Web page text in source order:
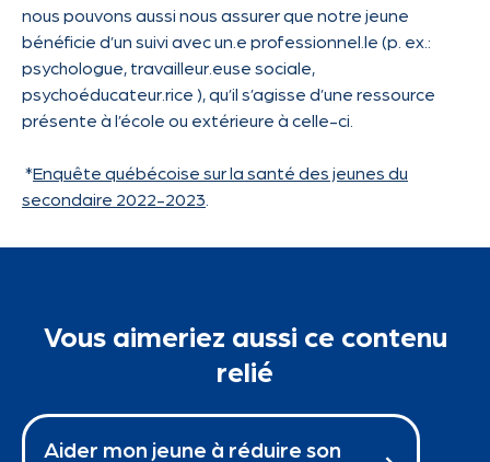
nous pouvons aussi nous assurer que notre jeune
bénéficie d’un suivi avec un.e professionnel.le (p. ex.:
psychologue, travailleur.euse sociale,
psychoéducateur.rice ), qu’il s’agisse d’une ressource
présente à l’école ou extérieure à celle-ci.
*Enquête québécoise sur la santé des jeunes du
secondaire 2022-2023
Vous aimeriez aussi ce contenu
relié
Aider mon jeune à réduire son